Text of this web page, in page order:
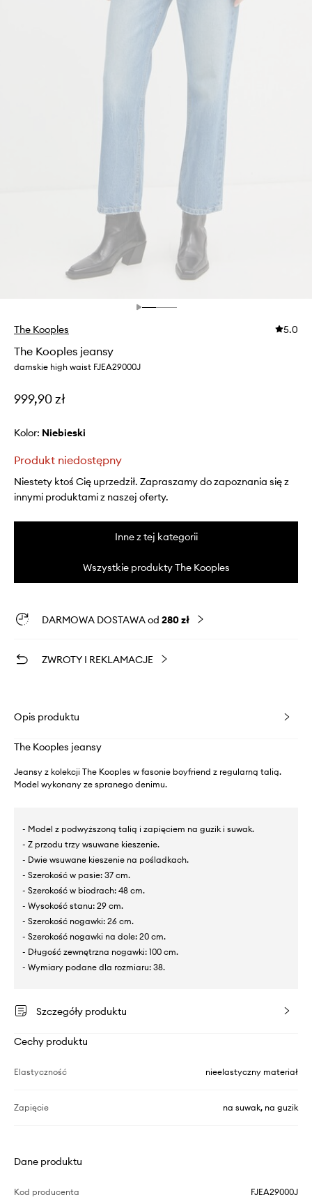
The Kooples 5.0
The Kooples jeansy
damskie high waist FJEA29000J
999,90 zł
Kolor: niebieski
Produkt niedostępny
Niestety ktoś Cię uprzedził. Zapraszamy do zapoznania się z
innymi produktami z naszej oferty.
Inne z tej kategorii
Wszystkie produkty The Kooples
DARMOWA DOSTAWA od 280 zł
ZWROTY I REKLAMACJE
Opis produktu
The Kooples jeansy
Jeansy z kolekcji The Kooples w fasonie boyfriend z regularną talią.
Model wykonany ze spranego denimu.
- Model z podwyższoną talią i zapięciem na guzik i suwak.
- Z przodu trzy wsuwane kieszenie.
- Dwie wsuwane kieszenie na pośladkach.
- Szerokość w pasie: 37 cm.
- Szerokość w biodrach: 48 cm.
- Wysokość stanu: 29 cm.
- Szerokość nogawki: 26 cm.
- Szerokość nogawki na dole: 20 cm.
- Długość zewnętrzna nogawki: 100 cm.
- Wymiary podane dla rozmiaru: 38.
Szczegóły produktu
Cechy produktu
Elastyczność nieelastyczny materiał
Zapięcie na suwak, na guzik
Dane produktu
Kod producenta FJEA29000J